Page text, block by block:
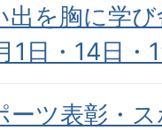
出を胸に学
1日・14日・
ーツ表彰・